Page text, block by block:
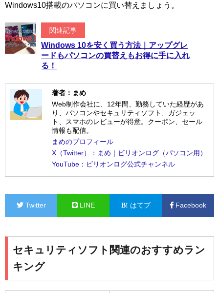
Windows10搭載のパソコンに買い替えましょう。
関連記事
Windows 10を安く買う方法｜アップグレ
ードもパソコンの買替えもお得に手に入れ
る！
著者：まめ
Web制作会社に、12年間、勤務していた経歴があ
り、パソコンやセキュリティソフト、ガジェッ
ト、スマホのレビューが得意。クーポン、セール
情報も配信。
まめのプロフィール
X（Twitter）：まめ｜ビリオンログ（パソコン用）
YouTube：ビリオンログ公式チャンネル
Twitter LINE はてブ Facebook
セキュリティソフト関連のおすすめラン
キング